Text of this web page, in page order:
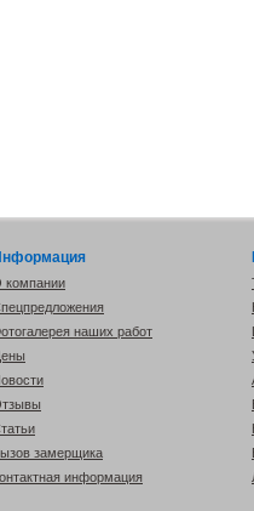
компании
наших работ
замерщика
информация